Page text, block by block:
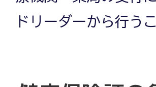
ドリーダーから行う